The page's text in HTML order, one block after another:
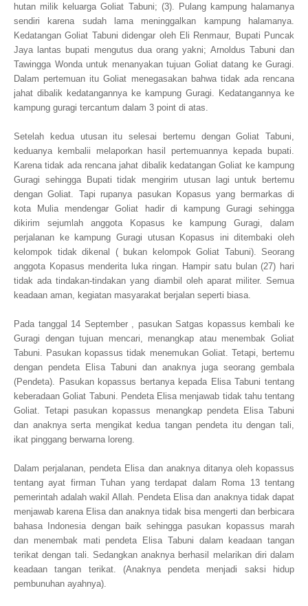
hutan milik keluarga Goliat Tabuni; (3). Pulang kampung halamanya
sendiri karena sudah lama meninggalkan kampung halamanya.
Kedatangan Goliat Tabuni didengar oleh Eli Renmaur, Bupati Puncak
Jaya lantas bupati mengutus dua orang yakni; Arnoldus Tabuni dan
Tawingga Wonda untuk menanyakan tujuan Goliat datang ke Guragi.
Dalam pertemuan itu Goliat menegasakan bahwa tidak ada rencana
jahat dibalik kedatangannya ke kampung Guragi. Kedatangannya ke
kampung guragi tercantum dalam 3 point di atas.
Setelah kedua utusan itu selesai bertemu dengan Goliat Tabuni,
keduanya kembalii melaporkan hasil pertemuannya kepada bupati.
Karena tidak ada rencana jahat dibalik kedatangan Goliat ke kampung
Guragi sehingga Bupati tidak mengirim utusan lagi untuk bertemu
dengan Goliat. Tapi rupanya pasukan Kopasus yang bermarkas di
kota Mulia mendengar Goliat hadir di kampung Guragi sehingga
dikirim sejumlah anggota Kopasus ke kampung Guragi, dalam
perjalanan ke kampung Guragi utusan Kopasus ini ditembaki oleh
kelompok tidak dikenal ( bukan kelompok Goliat Tabuni). Seorang
anggota Kopasus menderita luka ringan. Hampir satu bulan (27) hari
tidak ada tindakan-tindakan yang diambil oleh aparat militer. Semua
keadaan aman, kegiatan masyarakat berjalan seperti biasa.
Pada tanggal 14 September , pasukan Satgas kopassus kembali ke
Guragi dengan tujuan mencari, menangkap atau menembak Goliat
Tabuni. Pasukan kopassus tidak menemukan Goliat. Tetapi, bertemu
dengan pendeta Elisa Tabuni dan anaknya juga seorang gembala
(Pendeta). Pasukan kopassus bertanya kepada Elisa Tabuni tentang
keberadaan Goliat Tabuni. Pendeta Elisa menjawab tidak tahu tentang
Goliat. Tetapi pasukan kopassus menangkap pendeta Elisa Tabuni
dan anaknya serta mengikat kedua tangan pendeta itu dengan tali,
ikat pinggang berwarna loreng.
Dalam perjalanan, pendeta Elisa dan anaknya ditanya oleh kopassus
tentang ayat firman Tuhan yang terdapat dalam Roma 13 tentang
pemerintah adalah wakil Allah. Pendeta Elisa dan anaknya tidak dapat
menjawab karena Elisa dan anaknya tidak bisa mengerti dan berbicara
bahasa Indonesia dengan baik sehingga pasukan kopassus marah
dan menembak mati pendeta Elisa Tabuni dalam keadaan tangan
terikat dengan tali. Sedangkan anaknya berhasil melarikan diri dalam
keadaan tangan terikat. (Anaknya pendeta menjadi saksi hidup
pembunuhan ayahnya).